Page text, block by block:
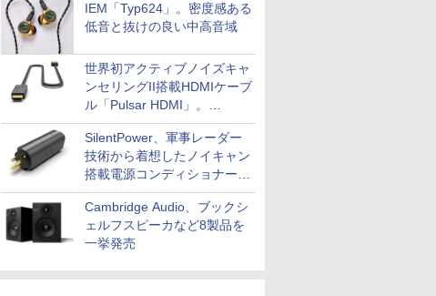
IEM「Typ624」。密度感ある
低音と抜けの良い中高音域
世界初アクティブノイズキャ
ンセリングII搭載HDMIケーブ
ル「Pulsar HDMI」。
SilentPowerから
SilentPower、軍事レーダー
技術から着想したノイキャン
搭載電源コンディショナー
「AC iPurifier2」
Cambridge Audio、ブックシ
ェルフスピーカなど8製品を
一挙発売